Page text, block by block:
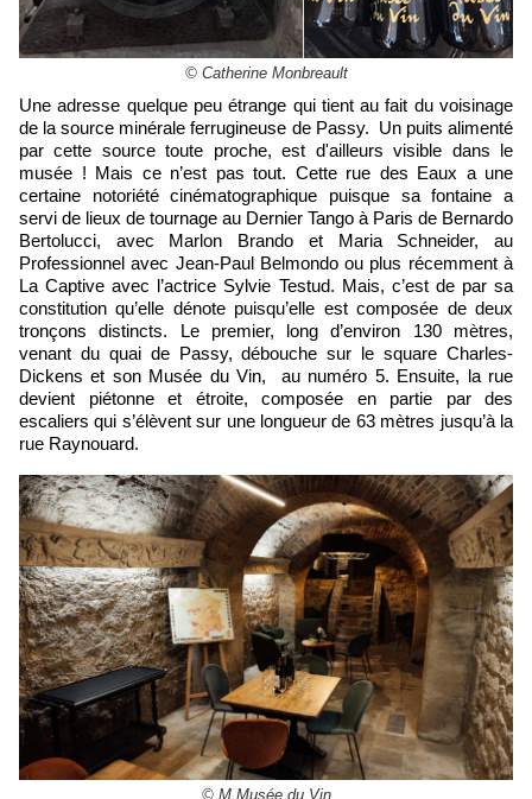
© Catherine Monbreault
Une adresse quelque peu étrange qui tient au fait du voisinage
de la source minérale ferrugineuse de Passy. Un puits alimenté
par cette source toute proche, est d'ailleurs visible dans le
musée ! Mais ce n’est pas tout. Cette rue des Eaux a une
certaine notoriété cinématographique puisque sa fontaine a
servi de lieux de tournage au Dernier Tango à Paris de Bernardo
Bertolucci, avec Marlon Brando et Maria Schneider, au
Professionnel avec Jean-Paul Belmondo ou plus récemment à
La Captive avec l’actrice Sylvie Testud. Mais, c’est de par sa
constitution qu’elle dénote puisqu’elle est composée de deux
tronçons distincts. Le premier, long d’environ 130 mètres,
venant du quai de Passy, débouche sur le square Charles-
Dickens et son Musée du Vin, au numéro 5. Ensuite, la rue
devient piétonne et étroite, composée en partie par des
escaliers qui s’élèvent sur une longueur de 63 mètres jusqu’à la
rue Raynouard.
© M.Musée du Vin